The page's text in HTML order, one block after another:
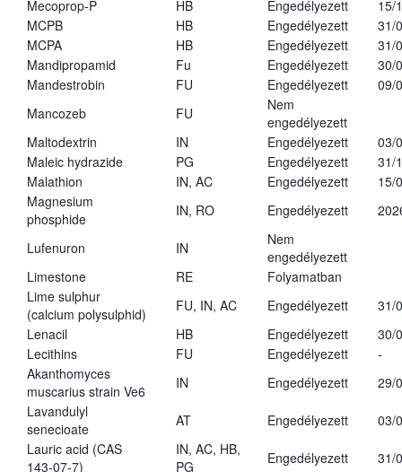
Mecoprop-P
HB Engedélyezett
15/
MCPB
HB Engedélyezett
31/
MCPA
HB Engedélyezett
31/
Mandipropamid
Fu Engedélyezett
30/
Mandestrobin
FU Engedélyezett
09/
Mancozeb
FU
Nem
engedélyezett
Maltodextrin
IN Engedélyezett
03/
Maleic hydrazide
PG Engedélyezett
31/
Malathion
IN, AC Engedélyezett
15/
Magnesium
phosphide
IN, RO Engedélyezett
Lufenuron IN
Nem
engedélyezett
Limestone
RE
Folyamatban
Lime sulphur
(calcium polysulphid)
FU, IN, AC Engedélyezett
31/
Lenacil
HB Engedélyezett
30/
Lecithins
FU Engedélyezett
-
Akanthomyces
muscarius strain Ve6
IN Engedélyezett
29/
Lavandulyl
senecioate
AT Engedélyezett
03/
Lauric acid (CAS
143-07-7)
IN, AC, HB,
PG
Engedélyezett 31/